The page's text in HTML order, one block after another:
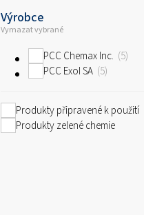
Výrobce
Vymazat vybrané
PCC Chemax Inc. 5
PCC Exol SA 5
Produkty připravené k použití
Produkty zelené chemie